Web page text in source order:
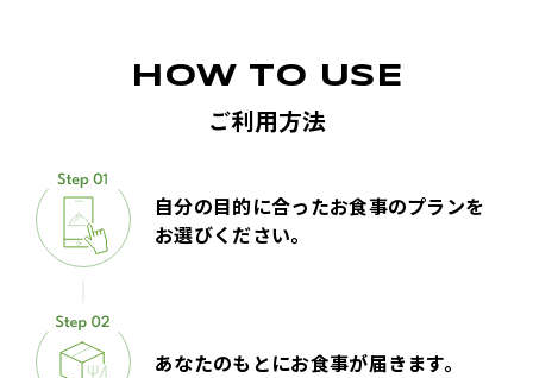
HOW TO USE
ご利用方法
自分の目的に合ったお食事のプランを
お選びください。
あなたのもとにお食事が届きます。